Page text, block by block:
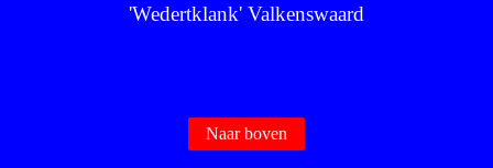
'Wedertklank' Valkenswaard
Naar boven